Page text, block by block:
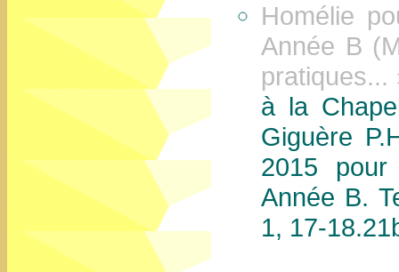
Homélie
Année B
à la
Giguère
2015
Année B.
1, 17-